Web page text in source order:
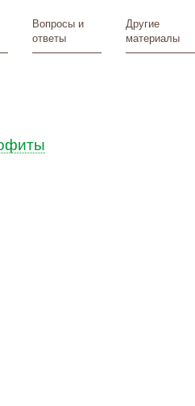
Вопросы и
ответы
Другие
материалы